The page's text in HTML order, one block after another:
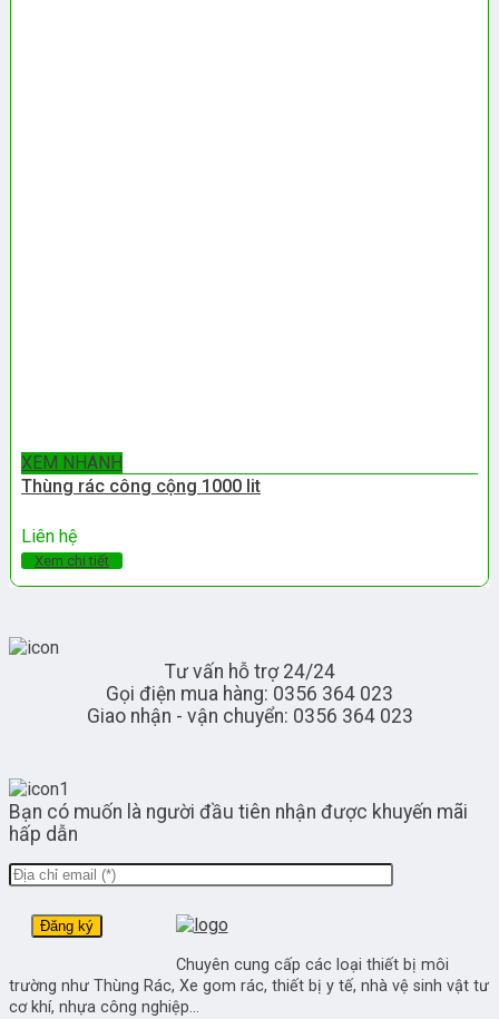
XEM NHANH
Thùng rác công cộng 1000 lit
Liên hệ
Xem chi tiết
Tư vấn hỗ trợ 24/24
Gọi điện mua hàng: 0356 364 023
Giao nhận - vận chuyển: 0356 364 023
Bạn có muốn là người đầu tiên nhận được khuyến mãi
hấp dẫn
Chuyên cung cấp các loại thiết bị môi
trường như Thùng Rác, Xe gom rác, thiết bị y tế, nhà vệ sinh vật tư
cơ khí, nhựa công nghiệp...